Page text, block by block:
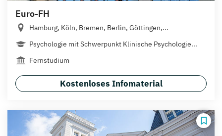
Euro-FH
Hamburg, Köln, Bremen, Berlin, Göttingen,...
Psychologie mit Schwerpunkt Klinische Psychologie...
Fernstudium
Kostenloses Infomaterial